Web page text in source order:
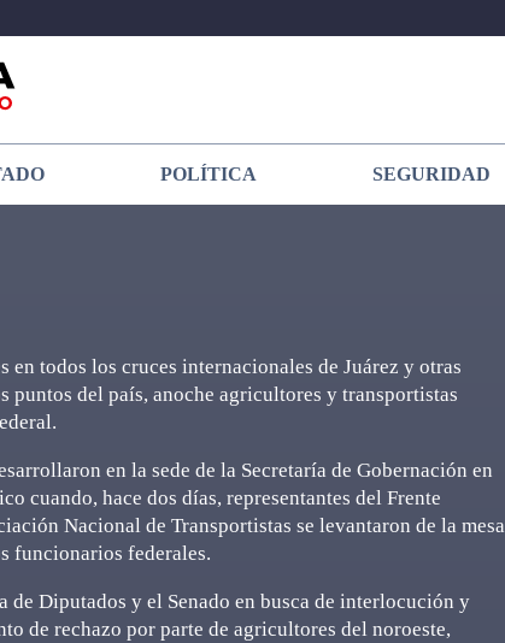
POLÍTICA SEGURIDAD
en todos los cruces internacionales de Juárez y otras
puntos del país, anoche agricultores y transportistas
en la sede de la Secretaría de Gobernación en
cuando, hace dos días, representantes del Frente
Nacional de Transportistas se levantaron de la mesa
funcionarios federales.
de Diputados y el Senado en busca de interlocución y
de rechazo por parte de agricultores del noroeste,